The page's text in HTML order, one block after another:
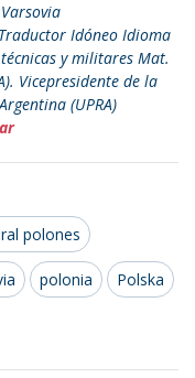
Idóneo Idioma
y militares Mat.
Vicepresidente de la
(UPRA)
polones
polonia Polska